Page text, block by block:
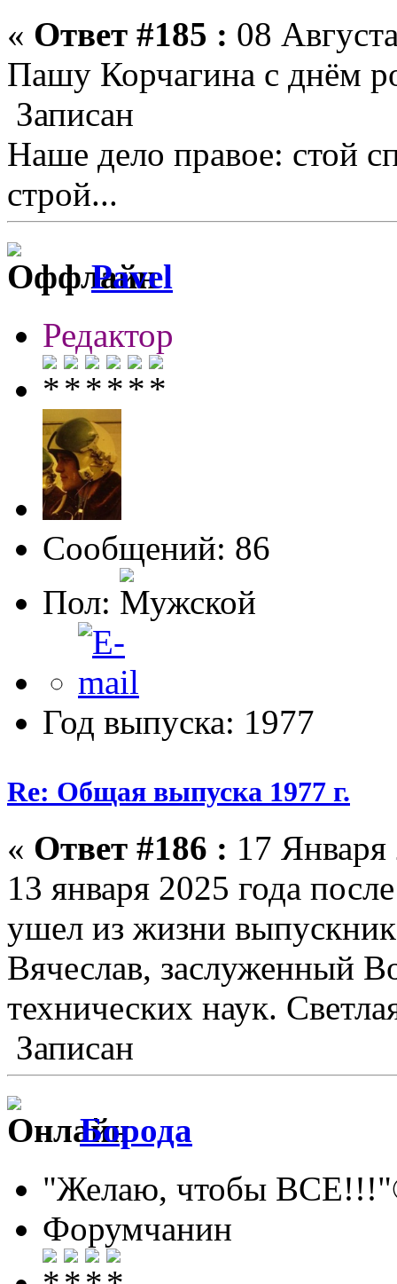
« Ответ #185 : 08
Пашу Корчагина с днём
Записан
Наше дело правое: стой
строй...
Pavel
Редактор
Сообщений: 86
Пол:
Год выпуска: 1977
Re: Общая выпуска 1977 г.
« Ответ #186 : 17
13 января 2025 года
ушел из жизни
Вячеслав, заслуженный
технических наук.
Записан
Борода
"Желаю, чтобы
Форумчанин